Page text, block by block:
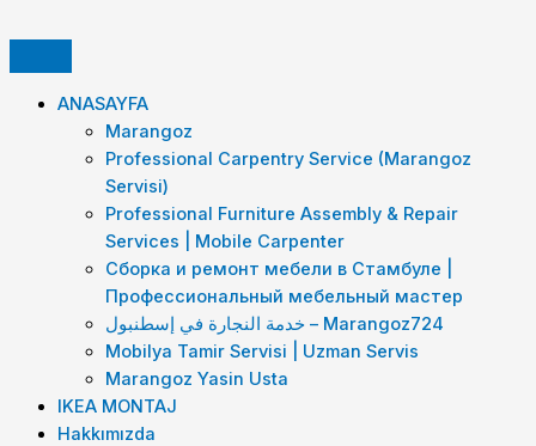
atla
ANASAYFA
Marangoz
Professional Carpentry Service (Marangoz
Servisi)
Professional Furniture Assembly & Repair
Services | Mobile Carpenter
Сборка и ремонт мебели в Стамбуле |
Профессиональный мебельный мастер
خدمة النجارة في إسطنبول – Marangoz724
Mobilya Tamir Servisi | Uzman Servis
Marangoz Yasin Usta
IKEA MONTAJ
Hakkımızda
Carpentry
(Marangoz
Servisi)